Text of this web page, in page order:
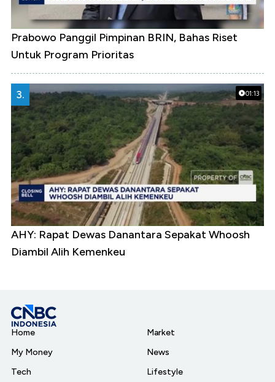
Prabowo Panggil Pimpinan BRIN, Bahas Riset
Untuk Program Prioritas
01:13
3.
AHY: Rapat Dewas Danantara Sepakat Whoosh
Diambil Alih Kemenkeu
Home
My Money
Tech
Market
News
Lifestyle